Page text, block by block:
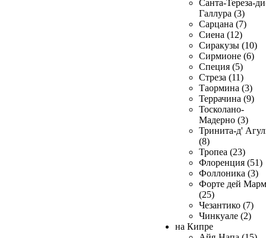
Санта-Тереза-
Галлура (3)
Сарцана (7)
Сиена (12)
Сиракузы (10)
Сирмионе (6)
Специя (5)
Стреза (11)
Таормина (3)
Террачина (9)
Тосколано-
Мадерно (3)
Тринита-д'
(8)
Тропеа (23)
Флоренция (51)
Фоллоника (3)
Форте дей
(25)
Чезантико (7)
Чинкуале (2)
на Кипре